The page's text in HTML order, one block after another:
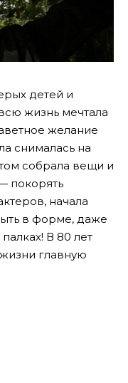
детей и
жизнь мечтала
желание
снималась на
собрала вещи и
покорять
начала
в форме, даже
В 80 лет
главную